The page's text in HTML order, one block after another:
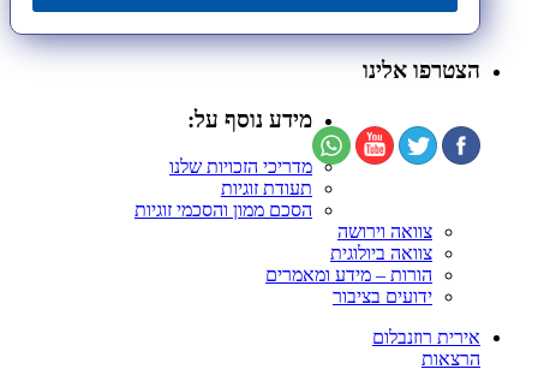
הצטרפו אלינו
מידע נוסף על:
מדריכי הזכויות שלנו
תעודת זוגיות
הסכם ממון והסכמי זוגיות
צוואה וירושה
צוואה ביולוגית
הורות – מידע ומאמרים
ידועים בציבור
אירית רוזנבלום
הרצאות